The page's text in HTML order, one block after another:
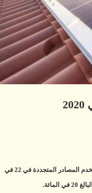
قال مكتب الإحصاء بالاتحاد الأوروبي (يوروستات)، إن التكتل المؤلف من 27 دولة استخدم المصادر المتجددة في 22 في